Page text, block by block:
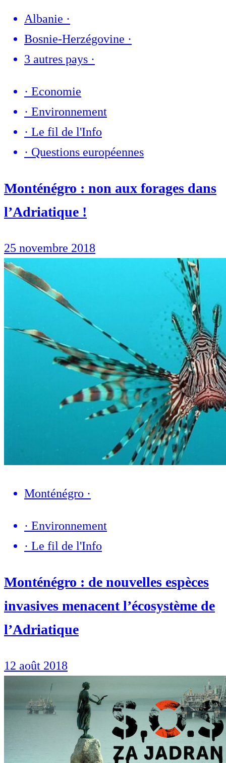
Albanie ·
Bosnie-Herzégovine ·
3 autres pays ·
· Economie
· Environnement
· Le fil de l'Info
· Questions européennes
Monténégro : non aux forages dans
l’Adriatique !
25 novembre 2018
Monténégro ·
· Environnement
· Le fil de l'Info
Monténégro : de nouvelles espèces
invasives menacent l’écosystème de
l’Adriatique
12 août 2018